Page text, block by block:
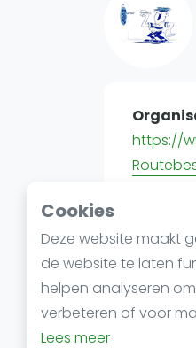
Cookies
Deze website maakt
de website te laten
helpen analyseren
verbeteren of voor
Lees meer
https://
Locaties